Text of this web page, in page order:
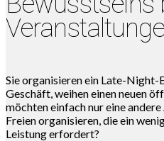
Sie organisieren ein Late-Night-
Geschäft, weihen einen neuen
möchten einfach nur eine
Freien organisieren, die ein
Leistung erfordert?